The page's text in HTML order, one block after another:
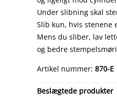
Under slibning skal
Slib kun, hvis stenene
Mens du sliber, lav
og bedre
Artikel nummer: 870-E
Beslægtede produkter